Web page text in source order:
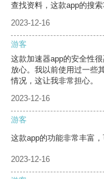
查找资料，这款app的搜
2023-12-16
游客
这款加速器app的安全性
放心。我以前使用过一些
情况，这让我非常担心。
2023-12-16
游客
这款app的功能非常丰富
2023-12-16